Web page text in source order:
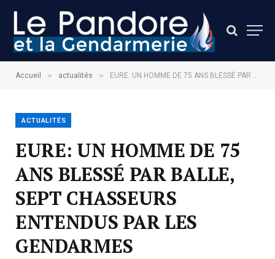
Accueil » actualités » EURE: UN HOMME DE 75 ANS BLESSÉ PAR BALLE, SEPT CHASSEURS ENTENDUS PAR LES GENDARMES
ACTUALITÉS
EURE: UN HOMME DE 75
ANS BLESSÉ PAR BALLE,
SEPT CHASSEURS
ENTENDUS PAR LES
GENDARMES